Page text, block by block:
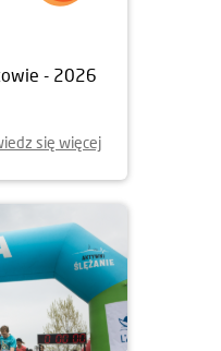
- 2026
się więcej